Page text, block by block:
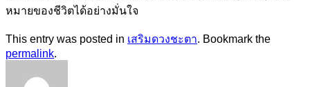
หมายของชีวิตได้อย่างมั่นใจ
This entry was posted in เสริมดวงชะตา. Bookmark the
permalink.